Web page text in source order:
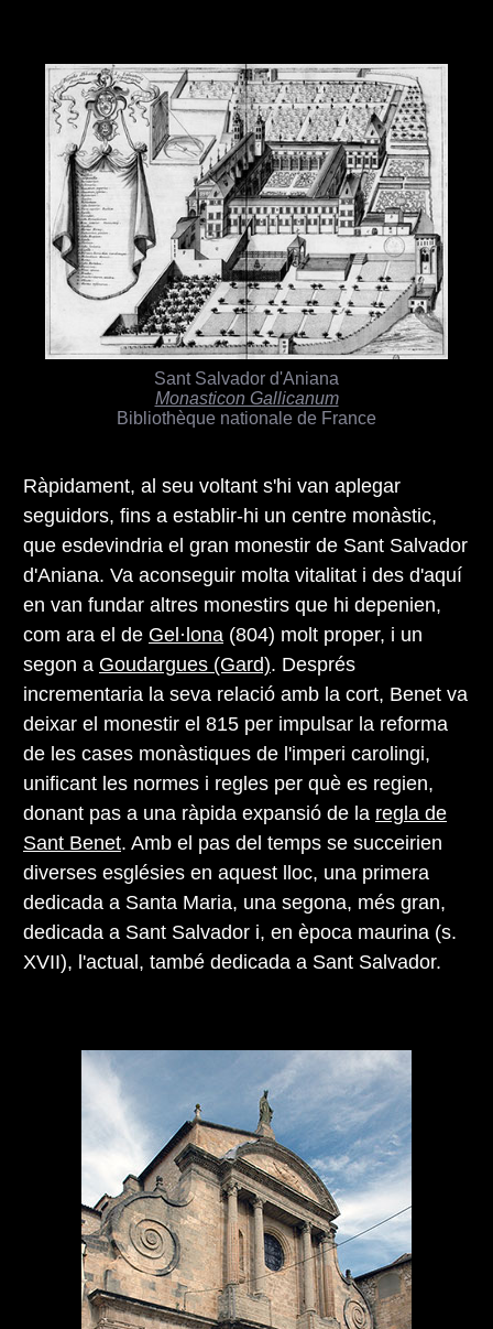
Sant Salvador d'Aniana
Monasticon Gallicanum
Bibliothèque nationale de France
Ràpidament, al seu voltant s'hi van aplegar
seguidors, fins a establir-hi un centre monàstic,
que esdevindria el gran monestir de Sant Salvador
d'Aniana. Va aconseguir molta vitalitat i des d'aquí
en van fundar altres monestirs que hi depenien,
com ara el de Gel·lona (804) molt proper, i un
segon a Goudargues (Gard). Després
incrementaria la seva relació amb la cort, Benet va
deixar el monestir el 815 per impulsar la reforma
de les cases monàstiques de l'imperi carolingi,
unificant les normes i regles per què es regien,
donant pas a una ràpida expansió de la regla de
Sant Benet. Amb el pas del temps se succeirien
diverses esglésies en aquest lloc, una primera
dedicada a Santa Maria, una segona, més gran,
dedicada a Sant Salvador i, en època maurina (s.
XVII), l'actual, també dedicada a Sant Salvador.